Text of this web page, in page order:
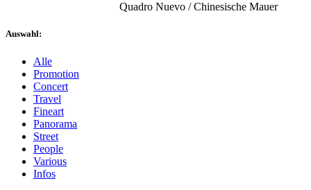
Quadro Nuevo / Chinesische Mauer
Auswahl:
Alle
Promotion
Concert
Travel
Fineart
Panorama
Street
People
Various
Infos